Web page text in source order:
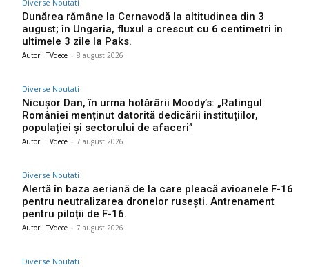
Diverse Noutati
Dunărea rămâne la Cernavodă la altitudinea din 3
august; în Ungaria, fluxul a crescut cu 6 centimetri în
ultimele 3 zile la Paks.
Autorii TVdece - 8 august 2026
Diverse Noutati
Nicușor Dan, în urma hotărârii Moody’s: „Ratingul
României menținut datorită dedicării instituțiilor,
populației și sectorului de afaceri”
Autorii TVdece - 7 august 2026
Diverse Noutati
Alertă în baza aeriană de la care pleacă avioanele F-16
pentru neutralizarea dronelor rusești. Antrenament
pentru piloții de F-16.
Autorii TVdece - 7 august 2026
Diverse Noutati